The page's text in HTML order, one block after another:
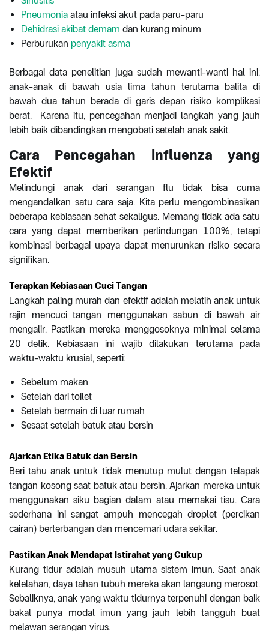
Pneumonia atau infeksi akut pada paru-paru
Dehidrasi akibat demam dan kurang minum
Perburukan penyakit asma
Berbagai data penelitian juga sudah mewanti-wanti hal ini:
anak-anak di bawah usia lima tahun terutama balita di
bawah dua tahun berada di garis depan risiko komplikasi
berat. Karena itu, pencegahan menjadi langkah yang jauh
lebih baik dibandingkan mengobati setelah anak sakit.
Cara Pencegahan Influenza yang
Efektif
Melindungi anak dari serangan flu tidak bisa cuma
mengandalkan satu cara saja. Kita perlu mengombinasikan
beberapa kebiasaan sehat sekaligus. Memang tidak ada satu
cara yang dapat memberikan perlindungan 100%, tetapi
kombinasi berbagai upaya dapat menurunkan risiko secara
signifikan.
Terapkan Kebiasaan Cuci Tangan
Langkah paling murah dan efektif adalah melatih anak untuk
rajin mencuci tangan menggunakan sabun di bawah air
mengalir. Pastikan mereka menggosoknya minimal selama
20 detik. Kebiasaan ini wajib dilakukan terutama pada
waktu-waktu krusial, seperti:
Sebelum makan
Setelah dari toilet
Setelah bermain di luar rumah
Sesaat setelah batuk atau bersin
Ajarkan Etika Batuk dan Bersin
Beri tahu anak untuk tidak menutup mulut dengan telapak
tangan kosong saat batuk atau bersin. Ajarkan mereka untuk
menggunakan siku bagian dalam atau memakai tisu. Cara
sederhana ini sangat ampuh mencegah droplet (percikan
cairan) berterbangan dan mencemari udara sekitar.
Pastikan Anak Mendapat Istirahat yang Cukup
Kurang tidur adalah musuh utama sistem imun. Saat anak
kelelahan, daya tahan tubuh mereka akan langsung merosot.
Sebaliknya, anak yang waktu tidurnya terpenuhi dengan baik
bakal punya modal imun yang jauh lebih tangguh buat
melawan serangan virus.